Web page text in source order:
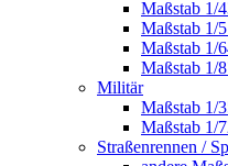
Maßstab 1/
Maßstab 1/
Maßstab 1/
Maßstab 1/
Militär
Maßstab 1/
Maßstab 1/
Straßenrennen /